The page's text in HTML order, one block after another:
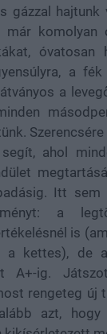
gázzal hajtunk
már komolyan
óvatosan
a fék
a
ahol
Itt sem
a
is
kettes), de a
A+-ig.
rengeteg új
azt, hogy